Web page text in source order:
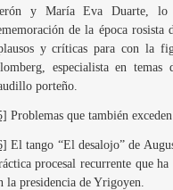
y María Eva Duarte, lo
de la época
y críticas para con la
especialista en
porteño.
Problemas que también
El tango “El desalojo” de
procesal recurrente que
la presidencia de Yrigoyen.